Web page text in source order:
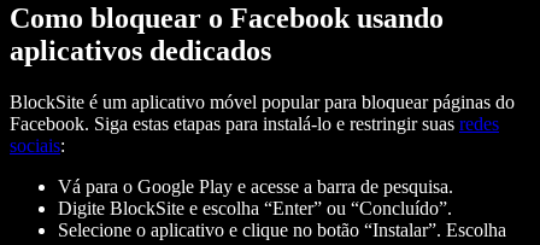
Como bloquear o Facebook usando
aplicativos dedicados
BlockSite é um aplicativo móvel popular para bloquear páginas do
Facebook. Siga estas etapas para instalá-lo e restringir suas redes
sociais:
Vá para o Google Play e acesse a barra de pesquisa.
Digite BlockSite e escolha “Enter” ou “Concluído”.
Selecione o aplicativo e clique no botão “Instalar”. Escolha